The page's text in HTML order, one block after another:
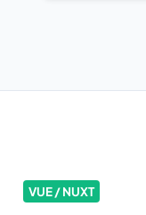
VUE / NUXT